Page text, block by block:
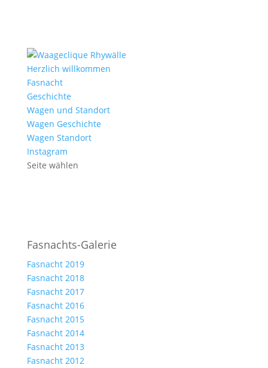
Herzlich willkommen
Fasnacht
Geschichte
Wagen und Standort
Wagen Geschichte
Wagen Standort
Instagram
Seite wählen
Fasnachts-Galerie
Fasnacht 2019
Fasnacht 2018
Fasnacht 2017
Fasnacht 2016
Fasnacht 2015
Fasnacht 2014
Fasnacht 2013
Fasnacht 2012